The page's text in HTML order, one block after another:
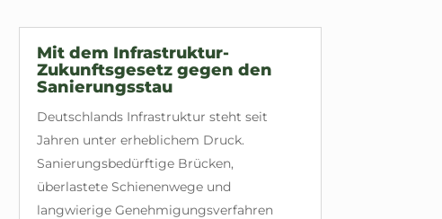
Mit dem Infrastruktur-
Zukunftsgesetz gegen den
Sanierungsstau
Deutschlands Infrastruktur steht seit
Jahren unter erheblichem Druck.
Sanierungsbedürftige Brücken,
überlastete Schienenwege und
langwierige Genehmigungsverfahren